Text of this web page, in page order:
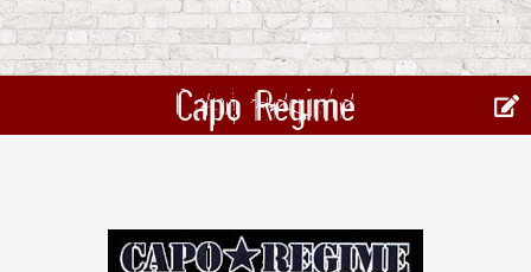
Capo Regime